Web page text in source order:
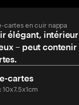
cartes en cuir nappa
élégant, intérieur
– peut contenir
cartes
10x7.5x1cm